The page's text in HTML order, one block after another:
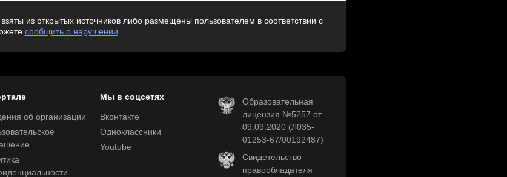
из открытых источников либо размещены пользователем в соответствии с
сообщить о нарушении.
об организации
Мы в соцсетях
Вконтакте
Одноклассники
Youtube
Образовательная
лицензия №5257 от
09.09.2020 (Л035-
01253-67/00192487)
Свидетельство
правообладателя